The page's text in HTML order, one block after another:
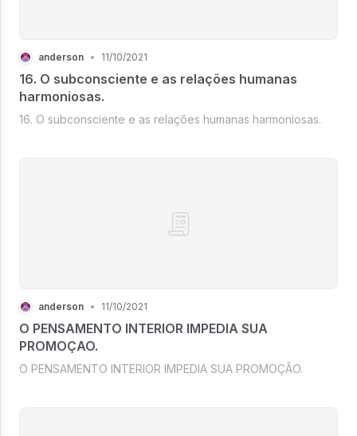
anderson • 11/10/2021
16. O subconsciente e as relações humanas
harmoniosas.
16. O subconsciente e as relações humanas harmoniosas.
anderson • 11/10/2021
O PENSAMENTO INTERIOR IMPEDIA SUA
PROMOÇAO.
O PENSAMENTO INTERIOR IMPEDIA SUA PROMOÇÃO.